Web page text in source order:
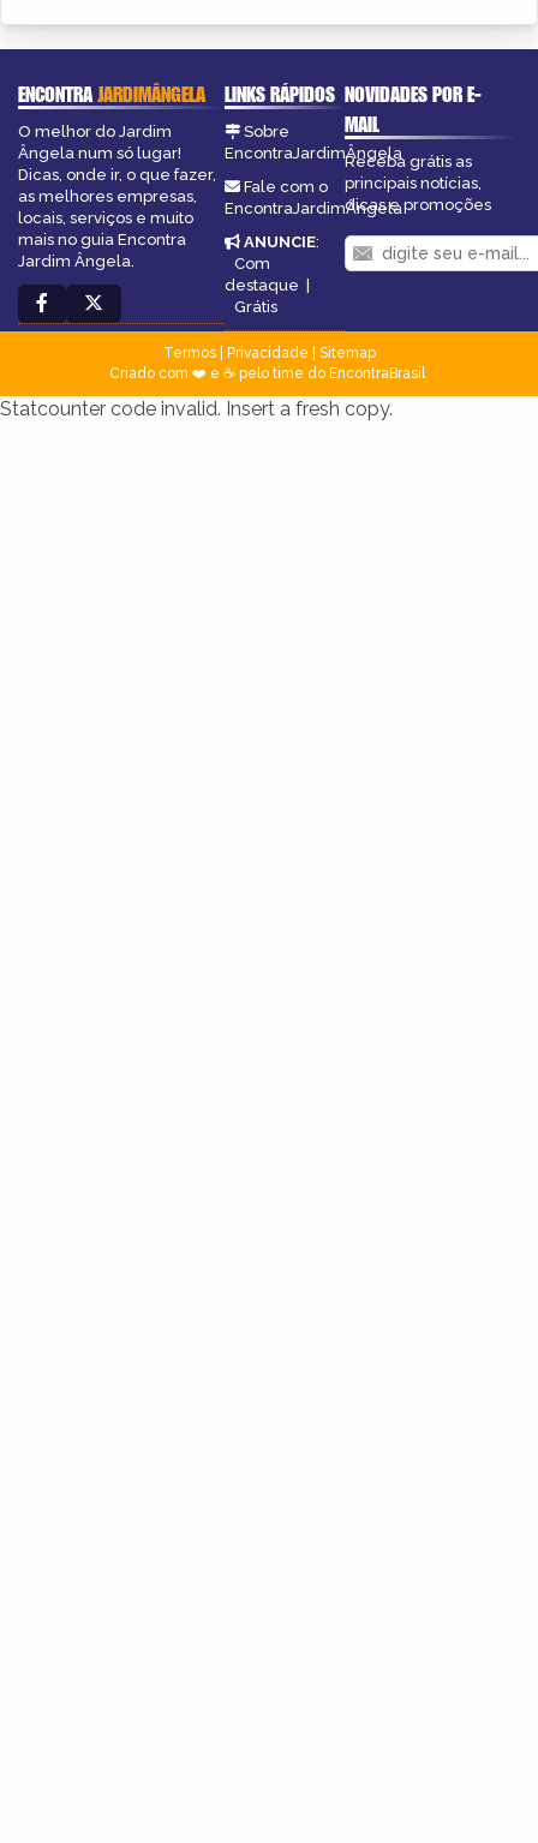
ENCONTRAJARDIMÂNGELA
O melhor do Jardim
Ângela num só lugar!
Dicas, onde ir, o que fazer,
as melhores empresas,
locais, serviços e muito
mais no guia Encontra
Jardim Ângela.
LINKS RÁPIDOS
Sobre
EncontraJardimÂngela
Fale com o
EncontraJardimÂngela
ANUNCIE:
Com
destaque |
Grátis
NOVIDADES POR E-
MAIL
Receba grátis as
principais notícias,
dicas e promoções
Termos| Privacidade
Sitemap
Criado com ❤️ e ☕ pelo time do EncontraBrasil
Statcounter code invalid. Insert a fresh copy.